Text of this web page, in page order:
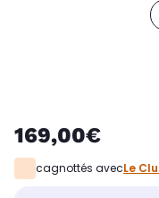
169,00€
cagnottés avecLe